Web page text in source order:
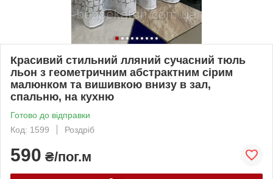
Красивий стильний лляний сучасний тюль
льон з геометричним абстрактним сірим
малюнком та вишивкою внизу в зал,
спальню, на кухню
Готово до відправки
Код: 1599
Роздріб
590 ₴/пог.м